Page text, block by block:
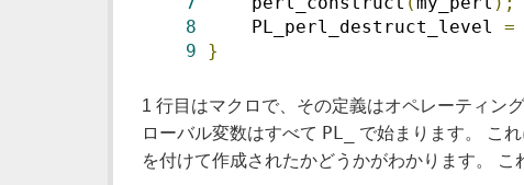
8 PL_perl_destruct_level =
9
}
1 行目はマクロで、その定義はオペレーティン
ローバル変数はすべて PL_ で始まります。 こ
を付けて作成されたかどうかがわかります。